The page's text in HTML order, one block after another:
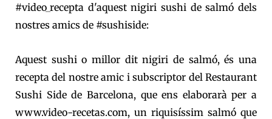
#video_recepta d'aquest nigiri sushi de salmó dels
nostres amics de #sushiside:
Aquest sushi o millor dit nigiri de salmó, és una
recepta del nostre amic i subscriptor del Restaurant
Sushi Side de Barcelona, que ens elaborarà per a
www.video-recetas.com, un riquisíssim salmó que